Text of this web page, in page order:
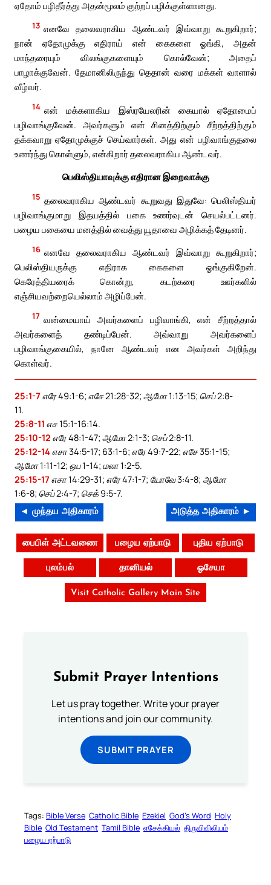
ஏதோம் பழிதீர்த்து அதன்மூலம் குற்றப் பழிக்குள்ளானது.
13 எனவே தலைவராகிய ஆண்டவர் இவ்வாறு கூறுகிறார்;
நான் ஏதோமுக்கு எதிராய் என் கைகளை ஓங்கி, அதன்
மாந்தரையும் விலங்குகளையும் கொல்வேன்; அதைப்
பாழாக்குவேன். தேமானிலிருந்து தெதான் வரை மக்கள் வாளால்
வீழ்வர்.
14 என் மக்களாகிய இஸ்ரயேலரின் கையால் ஏதோமைப்
பழிவாங்குவேன். அவர்களும் என் சினத்திற்கும் சீற்றத்திற்கும்
தக்கவாறு ஏதோமுக்குச் செய்வார்கள். அது என் பழிவாங்குதலை
உணர்ந்து கொள்ளும், என்கிறார் தலைவராகிய ஆண்டவர்.
பெலிஸ்தியாவுக்கு எதிரான இறைவாக்கு
15 தலைவராகிய ஆண்டவர் கூறுவது இதுவே: பெலிஸ்தியர்
பழிவாங்குமாறு இதயத்தில் பகை உணர்வுடன் செயல்பட்டனர்.
பழைய பகையை மனத்தில் வைத்து யூதாவை அழிக்கத் தேடினர்.
16 எனவே தலைவராகிய ஆண்டவர் இவ்வாறு கூறுகிறார்;
பெலிஸ்தியருக்கு எதிராக கைகளை ஓங்குகிறேன்.
கெரேத்தியரைக் கொன்று, கடற்கரை ஊர்களில்
எஞ்சியவற்றையெல்லாம் அழிப்பேன்.
17 வன்மையாய் அவர்களைப் பழிவாங்கி, என் சீற்றத்தால்
அவர்களைத் தண்டிப்பேன். அவ்வாறு அவர்களைப்
பழிவாங்குகையில், நானே ஆண்டவர் என அவர்கள் அறிந்து
கொள்வர்.
25:1-7 எரே 49:1-6; எசே 21:28-32; ஆமோ 1:13-15; செப் 2:8-
11.
25:8-11 எச 15:1-16:14.
25:10-12 எரே 48:1-47; ஆமோ 2:1-3; செப் 2:8-11.
25:12-14எசா 34:5-17; 63:1-6; எரே 49:7-22; எசே 35:1-15;
ஆமோ 1:11-12; ஒப 1-14; மலா 1:2-5.
25:15-17 எசா 14:29-31; எரே 47:1-7; யோவே 3:4-8; ஆமோ
1:6-8; செப் 2:4-7; செக் 9:5-7.
◄ முந்தய அதிகாரம் அடுத்த அதிகாரம் ►
பைபிள் அட்டவணை பழைய ஏற்பாடு புதிய ஏற்பாடு
புலம்பல் தானியல் ஓசேயா
Visit Catholic Gallery Main Site
Submit Prayer Intentions
Let us pray together. Write your prayer
intentions and join our community.
SUBMIT PRAYER
Tags: Bible Verse Catholic Bible Ezekiel God’s Word Holy
Bible Old Testament Tamil Bible எசேக்கியல் திருவிவிலியம்
பழைய ஏற்பாடு